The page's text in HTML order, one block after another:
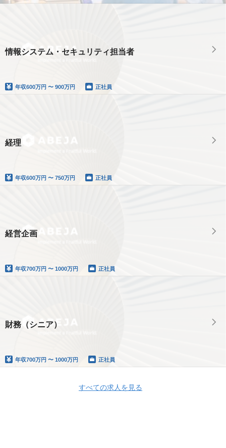
情報システム・セキュリティ担当者
年収600万円 〜 900万円 正社員
経理
年収600万円 〜 750万円 正社員
経営企画
年収700万円 〜 1000万円 正社員
財務（シニア）
年収700万円 〜 1000万円 正社員
すべての求人を見る